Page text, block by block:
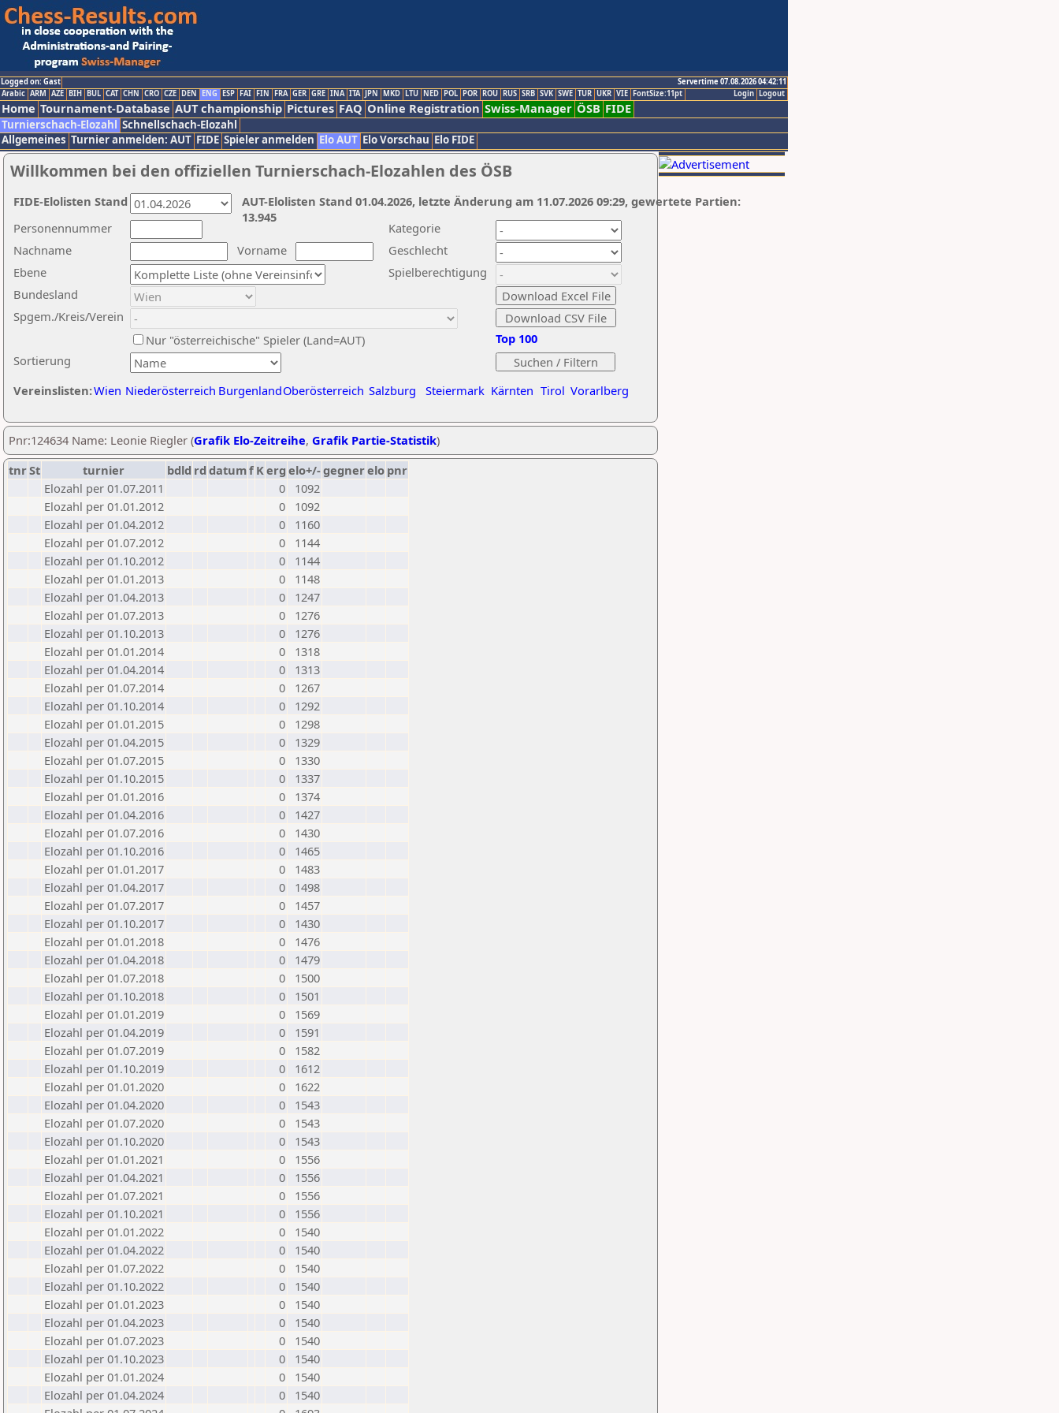
Logged on: Gast
Servertime 07.08.2026 04:42:11
Logout
Login
Arabic ARM AZE BIH BUL CAT CHN CRO CZE DEN ENG ESP FAI FIN FRA GER GRE INA ITA JPN MKD LTU NED POL POR ROU RUS SRB SVK SWE TUR UKR VIE FontSize:11pt
Home Tournament-Database AUT championship Pictures FAQ Online Registration Swiss-Manager ÖSB FIDE
Turnierschach-Elozahl Schnellschach-Elozahl
Allgemeines Turnier anmelden: AUT FIDE Spieler anmelden Elo AUT Elo Vorschau Elo FIDE
Willkommen bei den offiziellen Turnierschach-Elozahlen des ÖSB
Nachname
Vorname
Ebene
Kategorie
Sortierung
Personennummer
Bundesland
Spgem./Kreis/Verein
Geschlecht
Nur "österreichische" Spieler (Land=AUT)
Spielberechtigung
Vereinslisten:Wien Niederösterreich BurgenlandOberösterreich Salzburg Steiermark Kärnten Tirol Vorarlberg
Top 100
AUT-Elolisten Stand 01.04.2026, letzte Änderung am 11.07.2026 09:29, gewertete Partien:
13.945
FIDE-Elolisten Stand
Pnr:124634 Name: Leonie Riegler (Grafik Elo-Zeitreihe, Grafik Partie-Statistik)
tnrSt turnier bdld rd datumf Kerg elo+/-gegnerelo pnr
Elozahl per 01.07.2011
0
1092
Elozahl per 01.01.2012
0
1092
Elozahl per 01.04.2012
0
1160
Elozahl per 01.07.2012
0
1144
Elozahl per 01.10.2012
0
1144
Elozahl per 01.01.2013
0
1148
Elozahl per 01.04.2013
0
1247
Elozahl per 01.07.2013
0
1276
Elozahl per 01.10.2013
0
1276
Elozahl per 01.01.2014
0
1318
Elozahl per 01.04.2014
0
1313
Elozahl per 01.07.2014
0
1267
Elozahl per 01.10.2014
0
1292
Elozahl per 01.01.2015
0
1298
Elozahl per 01.04.2015
0
1329
Elozahl per 01.07.2015
0
1330
Elozahl per 01.10.2015
0
1337
Elozahl per 01.01.2016
0
1374
Elozahl per 01.04.2016
0
1427
Elozahl per 01.07.2016
0
1430
Elozahl per 01.10.2016
0
1465
Elozahl per 01.01.2017
0
1483
Elozahl per 01.04.2017
0
1498
Elozahl per 01.07.2017
0
1457
Elozahl per 01.10.2017
0
1430
Elozahl per 01.01.2018
0
1476
Elozahl per 01.04.2018
0
1479
Elozahl per 01.07.2018
0
1500
Elozahl per 01.10.2018
0
1501
Elozahl per 01.01.2019
0
1569
Elozahl per 01.04.2019
0
1591
Elozahl per 01.07.2019
0
1582
Elozahl per 01.10.2019
0
1612
Elozahl per 01.01.2020
0
1622
Elozahl per 01.04.2020
0
1543
Elozahl per 01.07.2020
0
1543
Elozahl per 01.10.2020
0
1543
Elozahl per 01.01.2021
0
1556
Elozahl per 01.04.2021
0
1556
Elozahl per 01.07.2021
0
1556
Elozahl per 01.10.2021
0
1556
Elozahl per 01.01.2022
0
1540
Elozahl per 01.04.2022
0
1540
Elozahl per 01.07.2022
0
1540
Elozahl per 01.10.2022
0
1540
Elozahl per 01.01.2023
0
1540
Elozahl per 01.04.2023
0
1540
Elozahl per 01.07.2023
0
1540
Elozahl per 01.10.2023
0
1540
Elozahl per 01.01.2024
0
1540
Elozahl per 01.04.2024
0
1540